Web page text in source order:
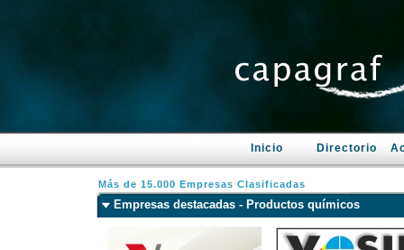
Inicio Directorio
Más de 15.000 Empresas Clasificadas
Empresas destacadas - Productos químicos